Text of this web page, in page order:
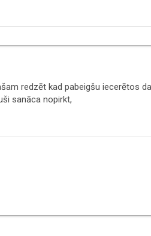
redzēt kad pabeigšu iecerētos
sanāca nopirkt,